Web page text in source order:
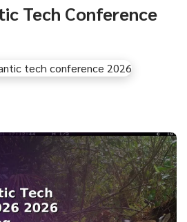
Tech Conference